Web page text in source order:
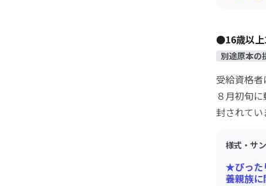
●16歳以上
別途原本の
受給資格者
８月初旬
封されてい
様式・サ
★ぴった
養親族